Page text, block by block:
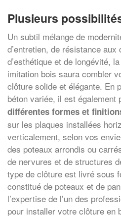
Plusieurs
Un subtil mélange de
d’entretien, de résistance
d’esthétique et de longévité,
imitation bois saura combler
clôture solide et élégante. En
béton variée, il est également
différentes formes et
sur les plaques installées
verticalement, selon vos
des poteaux arrondis ou
de nervures et de structures
type de clôture est livré sous
constitué de poteaux et de
l’expertise de l’un des
pour installer votre clôture en